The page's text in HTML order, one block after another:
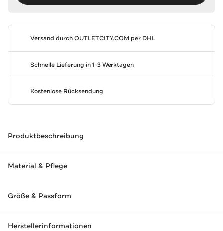
Versand durchOUTLETCITY.COM per DHL
Schnelle Lieferung in 1-3 Werktagen
Kostenlose Rücksendung
Produktbeschreibung
Material & Pflege
Größe & Passform
Herstellerinformationen